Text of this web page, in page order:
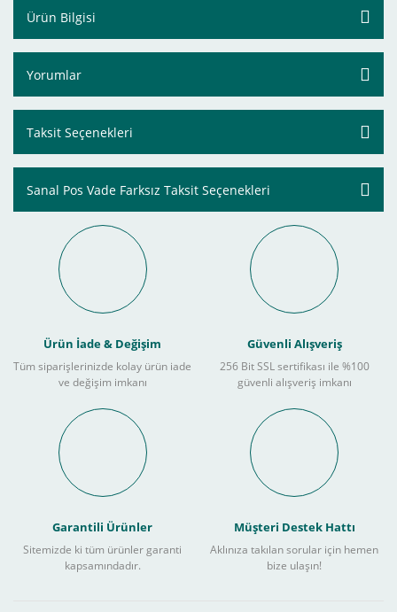
Ürün Bilgisi
Yorumlar
Taksit Seçenekleri
Sanal Pos Vade Farksız Taksit Seçenekleri
Ürün İade & Değişim
Tüm siparişlerinizde kolay ürün iade
ve değişim imkanı
Güvenli Alışveriş
256 Bit SSL sertifikası ile %100
güvenli alışveriş imkanı
Garantili Ürünler
Sitemizde ki tüm ürünler garanti
kapsamındadır.
Müşteri Destek Hattı
Aklınıza takılan sorular için hemen
bize ulaşın!